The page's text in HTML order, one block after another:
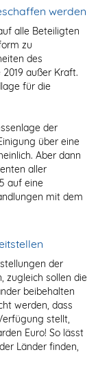
werden
alle Beteiligten
zu
des
außer Kraft.
für die
der
über eine
Aber dann
aller
auf eine
mit dem
der
zugleich sollen die
beibehalten
werden, dass
stellt,
Euro! So lässt
Länder finden,